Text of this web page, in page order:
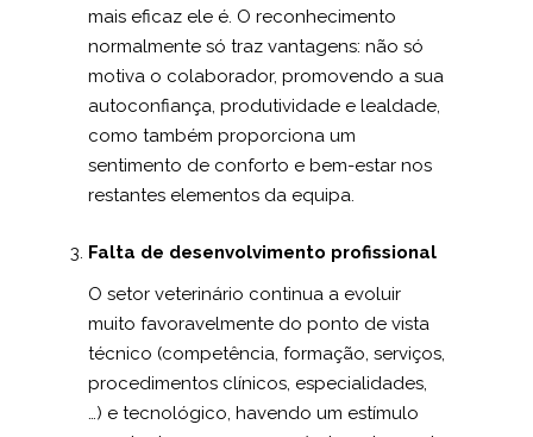
mais eficaz ele é. O reconhecimento
normalmente só traz vantagens: não só
motiva o colaborador, promovendo a sua
auto­confiança, produtividade e lealdade,
como também proporciona um
sentimento de conforto e bem-estar nos
restantes elementos da equipa.
Falta de desenvolvimento profissional
O setor veterinário continua a evoluir
muito favoravelmente do ponto de vista
técnico (competência, formação, serviços,
procedimentos clínicos, especialidades,
…) e tecnológico, havendo um estímulo